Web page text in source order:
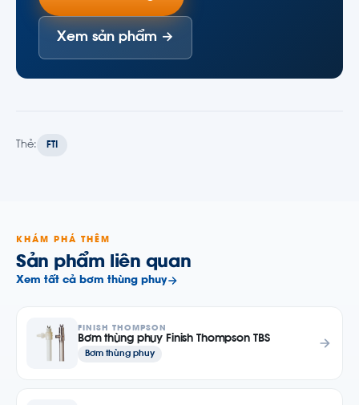
Xem sản phẩm →
Thẻ: FTI
KHÁM PHÁ THÊM
Sản phẩm liên quan
Xem tất cả bơm thùng phuy
FINISH THOMPSON
Bơm thùng phuy Finish Thompson TBS
Bơm thùng phuy